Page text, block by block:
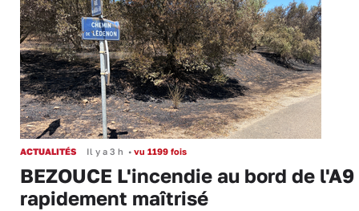
ACTUALITÉS Il y a 3 h • vu 1199 fois
BEZOUCE L'incendie au bord de l'A9
rapidement maîtrisé